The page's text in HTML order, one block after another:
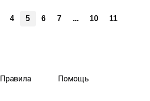
4 5 6 7 ... 10 11
Правила Помощь